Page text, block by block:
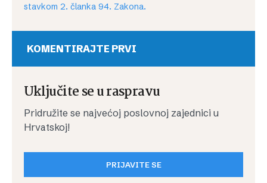
stavkom 2. članka 94. Zakona.
KOMENTIRAJTE PRVI
Uključite se u raspravu
Pridružite se najvećoj poslovnoj zajednici u
Hrvatskoj!
PRIJAVITE SE